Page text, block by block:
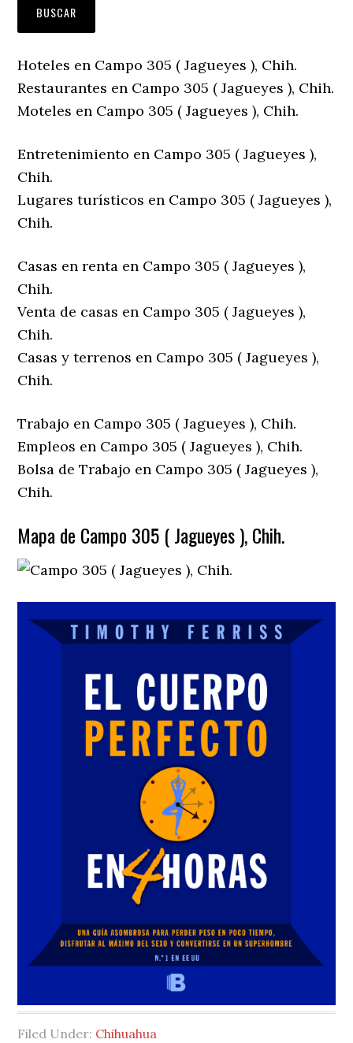
Hoteles en Campo 305 ( Jagueyes ), Chih.
Restaurantes en Campo 305 ( Jagueyes ), Chih.
Moteles en Campo 305 ( Jagueyes ), Chih.
Entretenimiento en Campo 305 ( Jagueyes ),
Chih.
Lugares turísticos en Campo 305 ( Jagueyes ),
Chih.
Casas en renta en Campo 305 ( Jagueyes ),
Chih.
Venta de casas en Campo 305 ( Jagueyes ),
Chih.
Casas y terrenos en Campo 305 ( Jagueyes ),
Chih.
Trabajo en Campo 305 ( Jagueyes ), Chih.
Empleos en Campo 305 ( Jagueyes ), Chih.
Bolsa de Trabajo en Campo 305 ( Jagueyes ),
Chih.
Mapa de Campo 305 ( Jagueyes ), Chih.
Filed Under: Chihuahua